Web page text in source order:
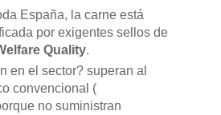
España, la carne está
por exigentes sellos de
Quality.
en el sector? superan al
convencional (
no suministran